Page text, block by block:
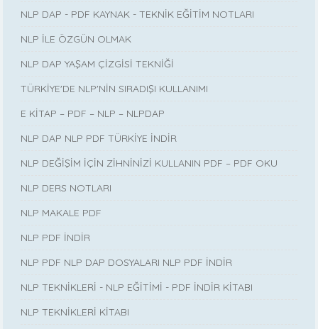
NLP DAP - PDF KAYNAK - TEKNİK EĞİTİM NOTLARI
NLP İLE ÖZGÜN OLMAK
NLP DAP YAŞAM ÇİZGİSİ TEKNİĞİ
TÜRKİYE'DE NLP'NİN SIRADIŞI KULLANIMI
E KİTAP – PDF – NLP – NLPDAP
NLP DAP NLP PDF TÜRKİYE İNDİR
NLP DEĞİŞİM İÇİN ZİHNİNİZİ KULLANIN PDF – PDF OKU
NLP DERS NOTLARI
NLP MAKALE PDF
NLP PDF İNDİR
NLP PDF NLP DAP DOSYALARI NLP PDF İNDİR
NLP TEKNİKLERİ - NLP EĞİTİMİ - PDF İNDİR KİTABI
NLP TEKNİKLERİ KİTABI